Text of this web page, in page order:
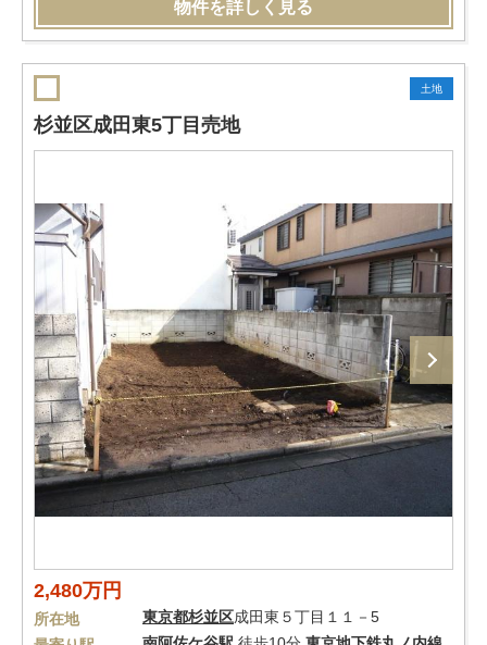
物件を詳しく見る
土地
杉並区成田東5丁目売地
2,480万円
所在地 東京都杉並区成田東５丁目１１－5